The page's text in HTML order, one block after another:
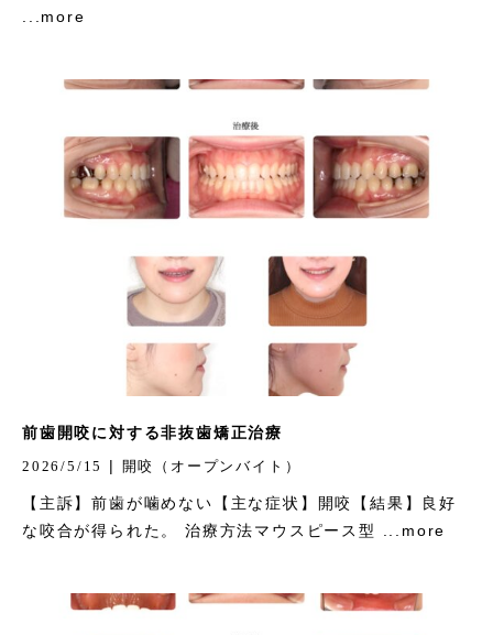
...more
前歯開咬に対する非抜歯矯正治療
2026/5/15 | 開咬（オープンバイト）
【主訴】前歯が噛めない【主な症状】開咬【結果】良好
な咬合が得られた。 治療方法マウスピース型 ...more